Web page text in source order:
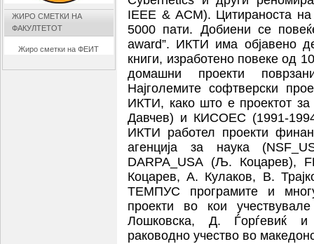
IEEE & ACM). Цитираноста
5000 пати. Добиени се
award”. ИКТИ има објавено
книги, изработено повеке од
домашни проекти
Најголемите софтверски
ИКТИ, како што е проектот
Давчев) и КИСОЕС (1991-
ИКТИ работел проекти
агенција за наука
DARPA_USA (Љ. Коцарев),
Коцарев, А. Кулаков, В.
ТЕМПУС програмите и
проекти во кои
Лошковска, Д. Ѓорѓевиќ и
раководно учество во
ЖИРО СМЕТКИ НА
ФАКУЛТЕТОТ
Жиро сметки на ФЕИТ